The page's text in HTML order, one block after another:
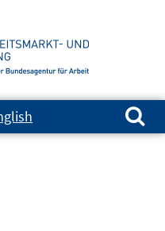
Suchen nach: